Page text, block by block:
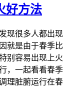
好方法
现很多人都出现
就是由于春季比
别容易出现上火
，一起看看春季
理脏腑运行在春